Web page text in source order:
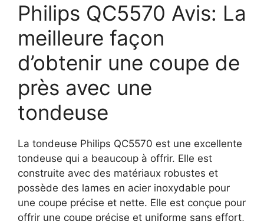
Philips QC5570 Avis: La
meilleure façon
d’obtenir une coupe de
près avec une
tondeuse
La tondeuse Philips QC5570 est une excellente
tondeuse qui a beaucoup à offrir. Elle est
construite avec des matériaux robustes et
possède des lames en acier inoxydable pour
une coupe précise et nette. Elle est conçue pour
offrir une coupe précise et uniforme sans effort,